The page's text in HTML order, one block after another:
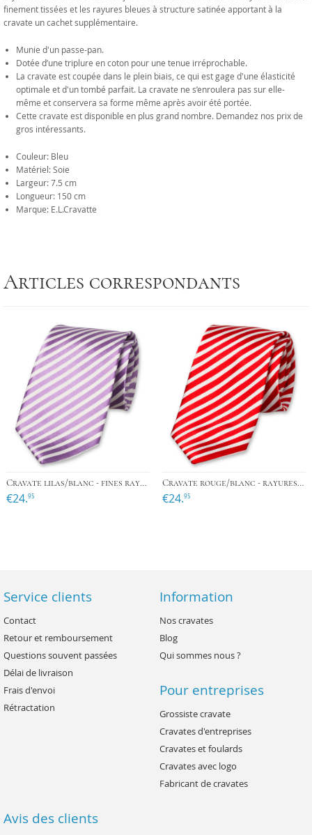
finement tissées et les rayures bleues à structure satinée apportant à la
cravate un cachet supplémentaire.
Munie d'un passe-pan.
Dotée d’une triplure en coton pour une tenue irréprochable.
La cravate est coupée dans le plein biais, ce qui est gage d'une élasticité
optimale et d'un tombé parfait. La cravate ne s’enroulera pas sur elle-
même et conservera sa forme même après avoir été portée.
Cette cravate est disponible en plus grand nombre. Demandez nos prix de
gros intéressants.
Couleur: Bleu
Matériel: Soie
Largeur: 7.5 cm
Longueur: 150 cm
Marque: E.L.Cravatte
Articles correspondants
Cravate lilas/blanc - fines rayures
€24.95
Cravate rouge/blanc - rayures fines
€24.95
Service clients
Contact
Retour et remboursement
Questions souvent passées
Délai de livraison
Frais d'envoi
Rétractation
Information
Nos cravates
Blog
Qui sommes nous ?
Pour entreprises
Grossiste cravate
Cravates d'entreprises
Cravates et foulards
Cravates avec logo
Fabricant de cravates
Avis des clients